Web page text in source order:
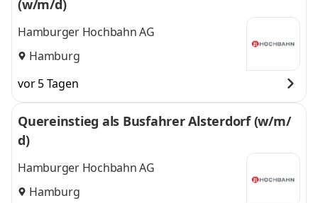
(w/m/d)
Hamburger Hochbahn AG
Hamburg
vor 5 Tagen
Quereinstieg als Busfahrer Alsterdorf (w/m/
d)
Hamburger Hochbahn AG
Hamburg